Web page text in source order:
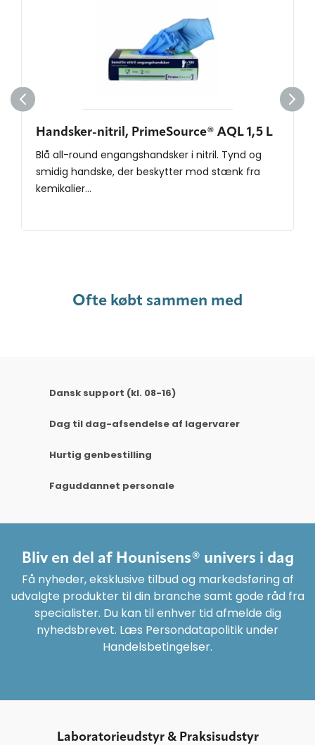
Handsker-nitril, PrimeSource® AQL 1,5 L
Blå all-round engangshandsker i nitril. Tynd og
smidig handske, der beskytter mod stænk fra
kemikalier...
Ofte købt sammen med
Dansk support (kl. 08-16)
Dag til dag-afsendelse af lagervarer
Hurtig genbestilling
Faguddannet personale
Bliv en del af Hounisens® univers i dag
Få nyheder, eksklusive tilbud og markedsføring af
udvalgte produkter til din branche samt gode råd fra
specialister. Du kan til enhver tid afmelde dig
nyhedsbrevet. Læs Persondatapolitik under
Handelsbetingelser.
Laboratorieudstyr & Praksisudstyr